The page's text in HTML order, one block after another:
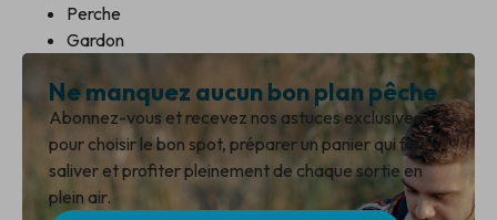
Perche
Gardon
Ne manquez aucun bon plan pêche
Abonnez-vous et recevez nos astuces exclusives
pour choisir le bon spot, préparer un panier qui fait
saliver et profiter pleinement de chaque sortie en
plein air.